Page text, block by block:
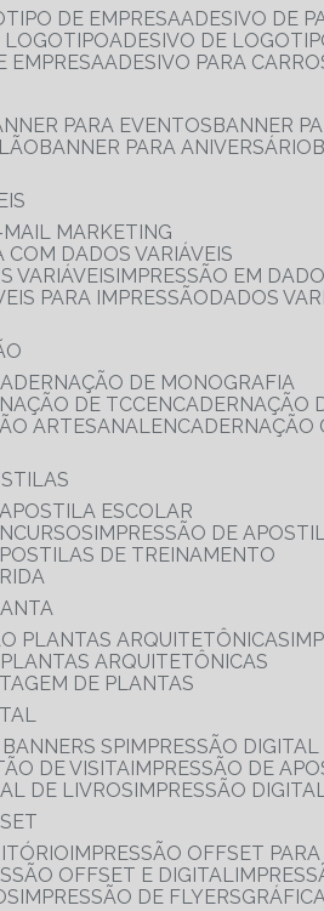
DE EMPRESA
ADESIVO DE
LOGOTIPO
ADESIVO DE
EMPRESA
ADESIVO PARA
PARA EVENTOS
BANNER
BANNER PARA ANIVERSÁRIO
MAIL MARKETING
COM DADOS VARIÁVEIS
VARIÁVEIS IMPRESSÃO EM
PARA IMPRESSÃO
DADOS
DE MONOGRAFIA
DE TCC
ENCADERNAÇÃO
ARTESANAL
ESCOLAR
IMPRESSÃO DE
DE TREINAMENTO
PLANTAS ARQUITETÔNICAS
PLANTAS ARQUITETÔNICAS
DE PLANTAS
SP IMPRESSÃO
DE VISITA IMPRESSÃO DE
DE LIVROS IMPRESSÃO
IMPRESSÃO OFFSET
OFFSET E DIGITAL
IMPRESSÃO DE FLYERS